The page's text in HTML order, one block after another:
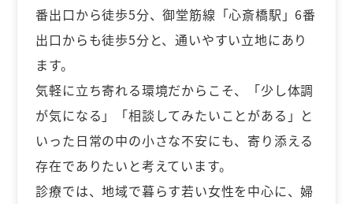
番出口から徒歩5分、御堂筋線「心斎橋駅」6番
出口からも徒歩5分と、通いやすい立地にあり
ます。
気軽に立ち寄れる環境だからこそ、「少し体調
が気になる」「相談してみたいことがある」と
いった日常の中の小さな不安にも、寄り添える
存在でありたいと考えています。
診療では、地域で暮らす若い女性を中心に、婦